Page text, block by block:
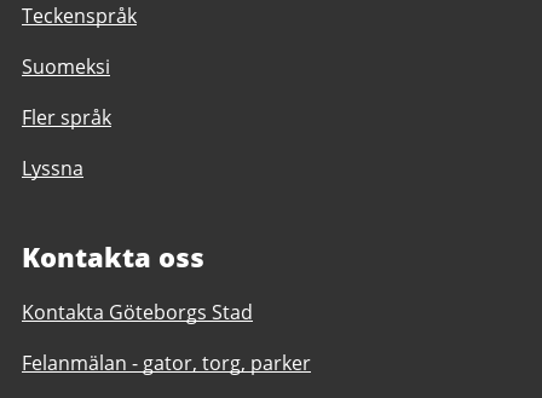
Teckenspråk
Suomeksi
Fler språk
Lyssna
Kontakta oss
Kontakta Göteborgs Stad
Felanmälan - gator, torg, parker